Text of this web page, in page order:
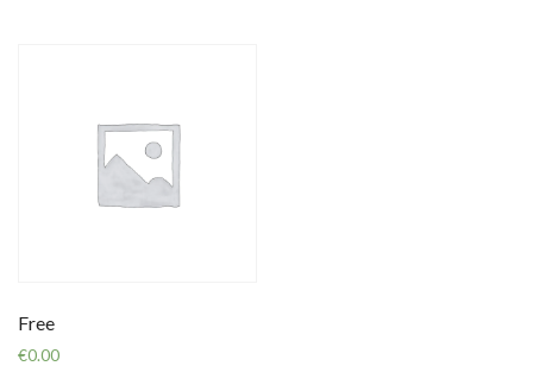
Free
€0.00